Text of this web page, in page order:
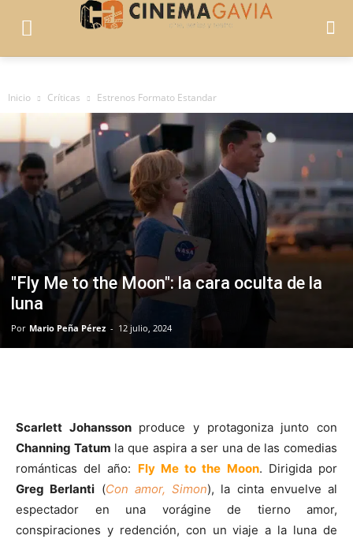
Inicio Críticas Estrenos Formato Estandar
"Fly Me to the Moon": la cara oculta de la
luna
Por Mario Peña Pérez - 12 julio, 2024
Scarlett Johanssonproduce y protagoniza junto con
Channing Tatum la que aspira a ser una de las comedias
románticas del año: Fly Me to the Moon. Dirigida por
Greg Berlanti (Con amor, Simon), la cinta envuelve al
espectador en una vorágine de tierno amor,
conspiraciones y redención, con un viaje a la luna de